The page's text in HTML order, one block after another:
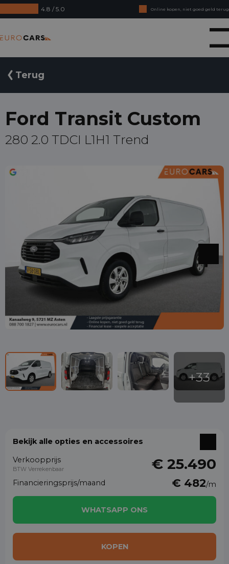
4.8 / 5.0
Online kopen, niet goed geld terug
Financial lease - Soepele acceptatie
Terug
Ford Transit Custom
280 2.0 TDCI L1H1 Trend
Bekijk alle opties en accessoires
Verkoopprijs
BTW Verrekenbaar € 25.490
Financieringsprijs/maand € 482/m
WHATSAPP ONS
KOPEN